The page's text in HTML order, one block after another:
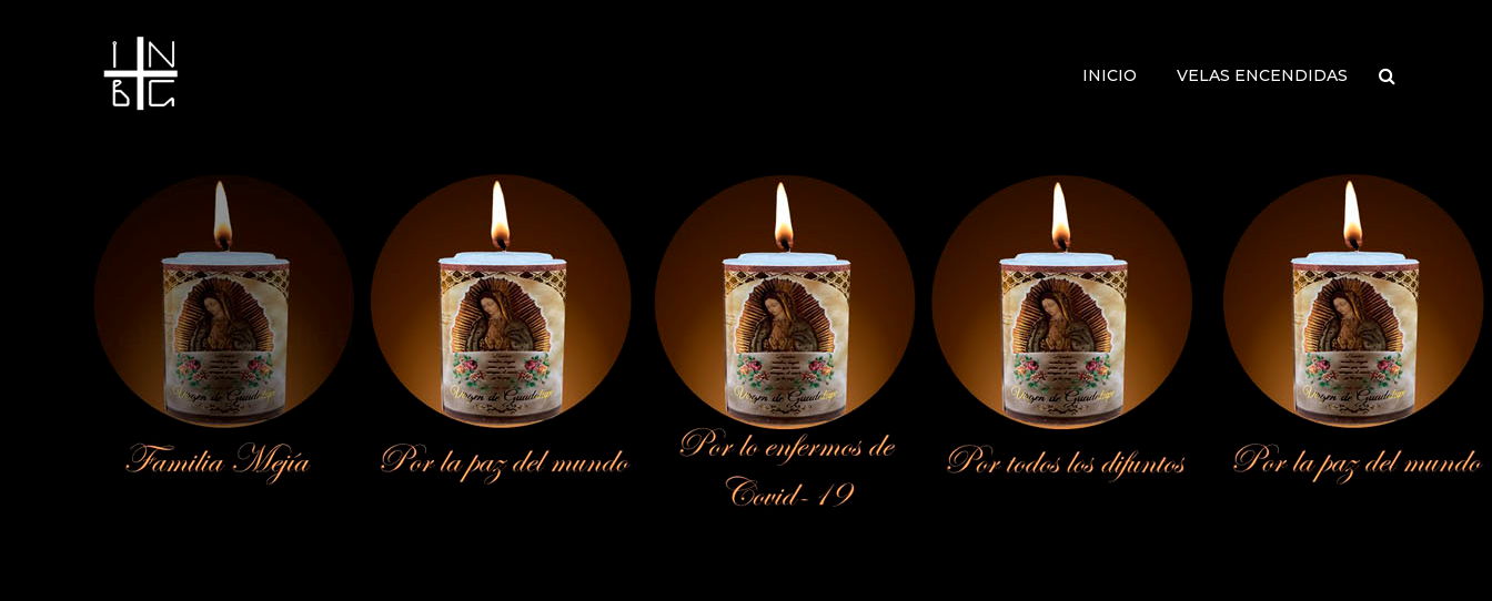
INICIO VELAS ENCENDIDAS
Vela encendida